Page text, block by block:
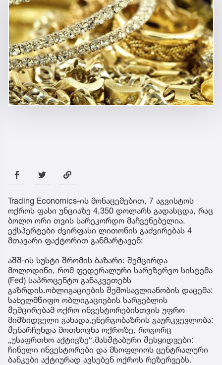
Trading Economics-ის მონაცემებით, 7 აგვისტოს
ოქროს ფასი უნციაზე 4,350 დოლარს გადასცდა, რაც
ბოლო ორი თვის სარეკორდო მაჩვენებელია.
ექსპერტები ძვირფასი ლითონის გაძვირებას 4
მთავარი ფაქტორით განმარტავენ:
აშშ-ის სუსტი შრომის ბაზარი: შემცირდა
მოლოდინი, რომ ფედერალური სარეზერვო სისტემა
(Fed) საპროცენტო განაკვეთებს
გაზრდის.ობლიგაციების შემოსავლიანობის დაცემა:
სახელმწიფო ობლიგაციების სარგებლის
შემცირებამ ოქრო ინვესტორებისთვის უფრო
მიმზიდველი გახადა.ენერგობაზრის გაურკვევლობა:
შენარჩუნდა მოთხოვნა ოქროზე, როგორც
„უსაფრთხო აქტივზე“.მასშტაბური შესყიდვები:
ჩინელი ინვესტორები და მსოფლიოს ცენტრალური
ბანკები აქტიურად ავსებენ ოქროს რეზერვებს.